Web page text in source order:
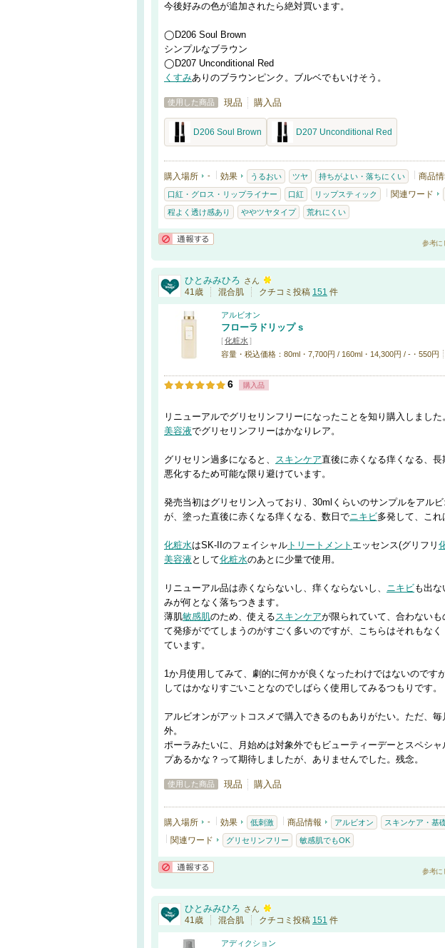
今後好みの色が追加されたら絶対買います。
◯D206 Soul Brown
シンプルなブラウン
◯D207 Unconditional Red
くすみありのブラウンピンク。ブルベでもいけそう。
使用した商品 現品 購入品
D206 Soul Brown D207 Unconditional Red
購入場所 - 効果 うるおい ツヤ 持ちがよい・落ちにくい 商品
口紅・グロス・リップライナー 口紅 リップスティック 関連ワード
程よく透け感あり ややツヤタイプ 荒れにくい
参考に
ひとみみひろ さん
41歳 混合肌 クチコミ投稿 151 件
アルビオン
フローラドリップ s
[化粧水 ]
容量・税込価格：80ml・7,700円 / 160ml・14,300円 / -・550円
6 購入品
リニューアルでグリセリンフリーになったことを知り購入しました
美容液でグリセリンフリーはかなりレア。
グリセリン過多になると、 スキンケア直後に赤くなる痒くなる、長
悪化するため可能な限り避けています。
発売当初はグリセリン入っており、30mlくらいのサンプルをアル
が、塗った直後に赤くなる痒くなる、数日でニキビ多発して、これ
化粧水はSK-IIのフェイシャル トリートメント エッセンス(グリフリ
美容液 として化粧水のあとに少量で使用。
リニューアル品は赤くならないし、痒くならないし、 ニキビも出
みが何となく落ちつきます。
薄肌敏感肌のため、使えるスキンケアが限られていて、合わない
て発疹がでてしまうのがすごく多いのですが、こちらはそれもな
ています。
1か月使用してみて、劇的に何かが良くなったわけではないのです
してはかなりすごいことなのでしばらく使用してみるつもりです。
アルビオンがアットコスメで購入できるのもありがたい。ただ、
外。
ポーラみたいに、月始めは対象外でもビューティーデーとスペシ
プあるかな？って期待しましたが、ありませんでした。残念。
使用した商品 現品 購入品
購入場所 - 効果 低刺激 商品情報 アルビオン スキンケア・基
関連ワード グリセリンフリー 敏感肌でもOK
参考に
ひとみみひろ さん
41歳 混合肌 クチコミ投稿 151 件
アディクション